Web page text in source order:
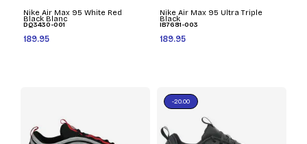
Nike Air Max 95 White Red
Black Blanc
DQ3430-001
189.95
Nike Air Max 95 Ultra Triple
Black
IB7681-003
189.95
-20.00